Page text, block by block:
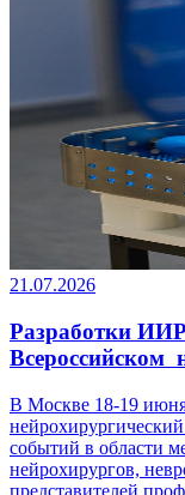
21.07.2026
Разработки
Всероссийском
В Москве 18-19 июня
событий в области
нейрохирургов,
представителей